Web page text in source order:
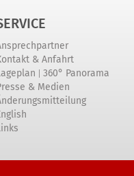
& Anfahrt
| 360° Panorama
& Medien